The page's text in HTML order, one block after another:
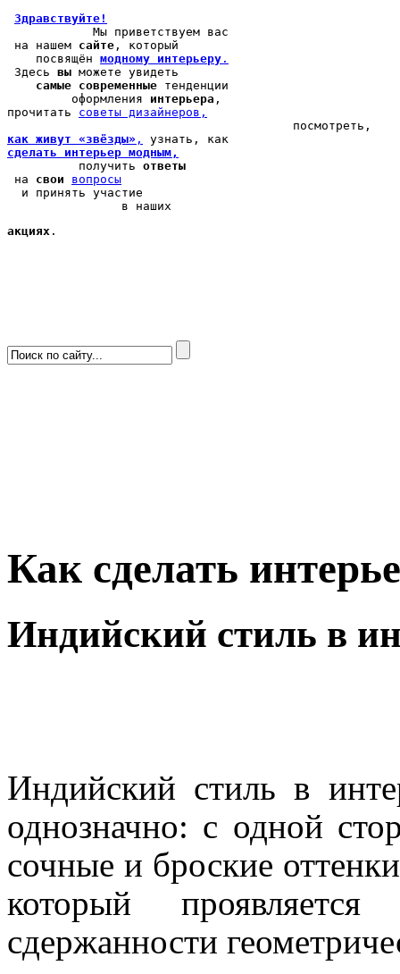
Здравствуйте!
            Мы
приветствуем вас
на нашем сайте , который
    посвящён
модному интерьеру .
Здесь вы можете увидеть
самые современные тенденции
         оформления
интерьера ,
прочитать cоветы дизайнеров,
как живут «звёзды» ,
сделать интерьер модным,
          получить
ответы
на свои
вопросы
  и принять участие
                в наших
акциях .
Как сделать
Индийский стиль в
Индийский стиль в
однозначно: с одной
сочные и броские
который
сдержанности